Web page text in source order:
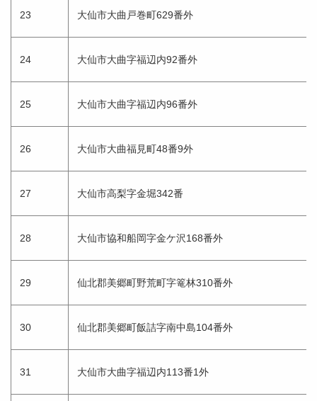
23 大仙市大曲戸巻町629番外
24 大仙市大曲字福辺内92番外
25 大仙市大曲字福辺内96番外
26 大仙市大曲福見町48番9外
27 大仙市高梨字金堀342番
28 大仙市協和船岡字金ケ沢168番外
29 仙北郡美郷町野荒町字篭林310番外
30 仙北郡美郷町飯詰字南中島104番外
31 大仙市大曲字福辺内113番1外